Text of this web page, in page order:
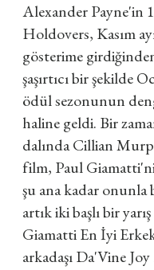
Alexander Payne'in
Holdovers, Kasım
gösterime
şaşırtıcı bir şekilde
ödül sezonunun
haline geldi. Bir
dalında Cillian
film, Paul
şu ana kadar onunla
artık iki başlı bir
Giamatti En İyi
arkadaşı Da'Vine